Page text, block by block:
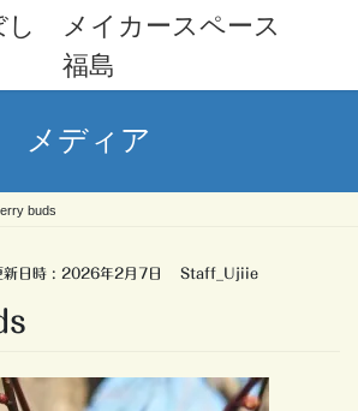
し メイカースペース
福島
メディア
buds
日時 : 2026年2月7日 Staff_Ujiie